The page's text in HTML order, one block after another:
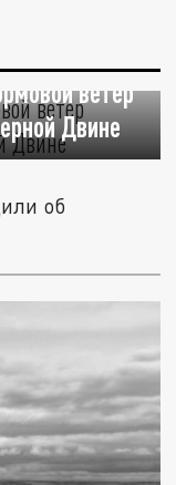
ветер
Двине
об